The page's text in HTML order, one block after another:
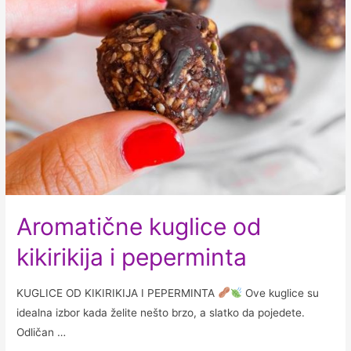
Aromatične kuglice od
kikirikija i peperminta
KUGLICE OD KIKIRIKIJA I PEPERMINTA
Ove kuglice su
idealna izbor kada želite nešto brzo, a slatko da pojedete.
Odličan …